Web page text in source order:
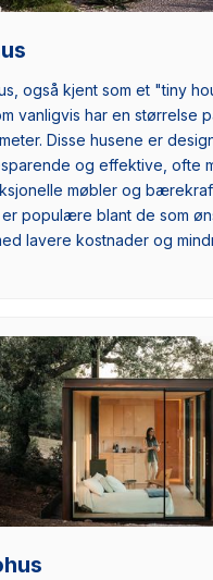
også kjent som et "tiny
vanligvis har en størrelse
Disse husene er
og effektive, ofte
møbler og
er populære blant de som
lavere kostnader og